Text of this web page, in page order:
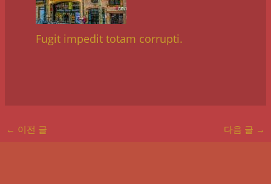
Fugit impedit totam corrupti.
← 이전 글 다음 글 →